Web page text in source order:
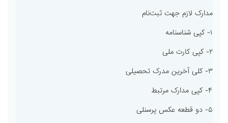
مدارک لازم جهت ثبت‌نام
۱- کپی شناسنامه
۲- کپی کارت ملی
۳- کلی آخرین مدرک تحصیلی
۴- کپی مدارک مرتبط
۵- دو قطعه عکس پرسنلی